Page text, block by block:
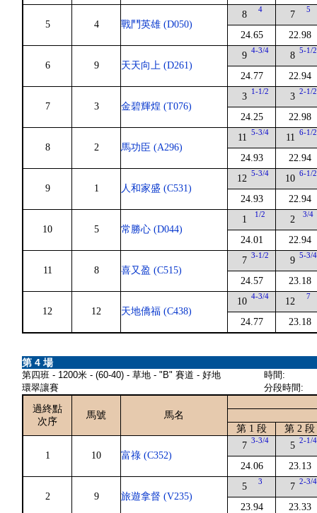
5 4 戰鬥英雄 (D050)
8 4
24.65
7 5
22.98
6 9 天天向上 (D261)
9 4-3/4
24.77
8 5-1/2
22.94
7 3 金碧輝煌 (T076)
3 1-1/2
24.25
3 2-1/2
22.98
8 2 馬功臣 (A296)
11 5-3/4
24.93
11 6-1/2
22.94
9 1 人和家盛 (C531)
12 5-3/4
24.93
10 6-1/2
22.94
10 5 常勝心 (D044)
1 1/2
24.01
2 3/4
22.94
11 8 喜又盈 (C515)
7 3-1/2
24.57
9 5-3/4
23.18
12 12 天地僑福 (C438)
10 4-3/4
24.77
12 7
23.18
第 4 場
第四班 - 1200米 - (60-40) - 草地 - "B" 賽道 - 好地
環翠讓賽
時間:
分段時間:
過終點
次序
馬號
馬名
第 1 段
第 2 段
1 10 富祿 (C352)
7 3-3/4
24.06
5 2-1/4
23.13
2 9 旅遊拿督 (V235)
5 3
23.94
7 2-3/4
23.33